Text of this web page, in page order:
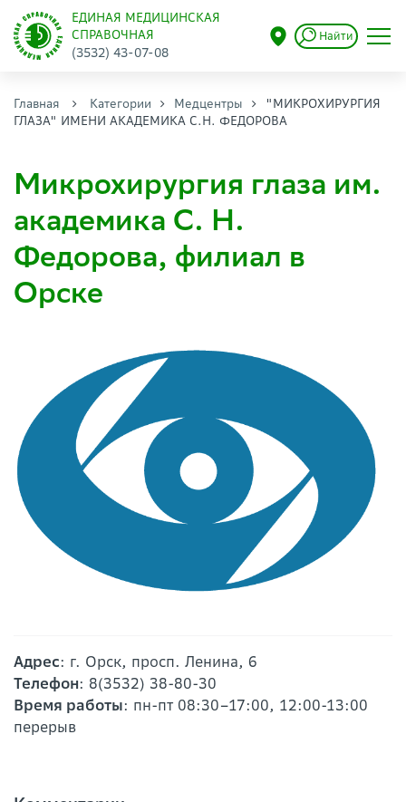
ЕДИНАЯ МЕДИЦИНСКАЯ
СПРАВОЧНАЯ
(3532) 43-07-08
Найти
Главная Категории Медцентры
"МИКРОХИРУРГИЯ
ГЛАЗА" ИМЕНИ АКАДЕМИКА С.Н. ФЕДОРОВА
Микрохирургия глаза им.
академика С. Н.
Федорова, филиал в
Орске
Адрес: г. Орск, просп. Ленина, 6
Телефон: 8(3532) 38-80-30
Время работы: пн-пт 08:30–17:00, 12:00-13:00
перерыв